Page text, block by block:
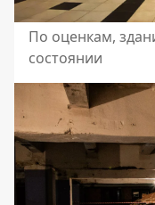
По оценкам,
состоянии